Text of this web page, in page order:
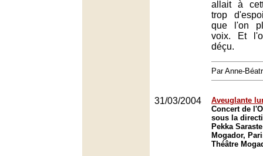
allait à
trop
que l'on
voix. Et
déçu.
Par Anne-
31/03/2004
Aveuglante
Concert de
sous la
Pekka
Mogador,
Théâtre